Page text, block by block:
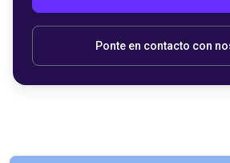
Ponte en contacto con